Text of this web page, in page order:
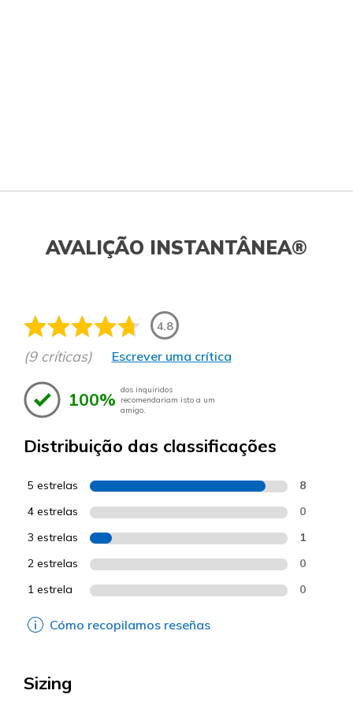
AVALIÇÃO INSTANTÂNEA®
4.8
(9 críticas) Escrever uma crítica
100% dos inquiridos
recomendariam isto a um
amigo.
Distribuição das classificações
5 estrelas 8
4 estrelas 0
3 estrelas 1
2 estrelas 0
1 estrela 0
Cómo recopilamos reseñas
Sizing